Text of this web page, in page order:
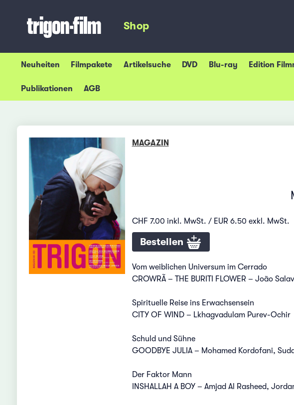
Shop
Neuheiten Filmpakete Artikelsuche DVD Blu-ray Edition
Publikationen AGB
MAGAZIN
CHF 7.00 inkl. MwSt. / EUR 6.50 exkl. MwSt.
Bestellen
Vom weiblichen Universum im Cerrado
CROWRÃ – THE BURITI FLOWER – João
Spirituelle Reise ins Erwachsensein
CITY OF WIND – Lkhagvadulam Purev-Ochir
Schuld und Sühne
GOODBYE JULIA – Mohamed Kordofani,
Der Faktor Mann
INSHALLAH A BOY – Amjad Al Rasheed,